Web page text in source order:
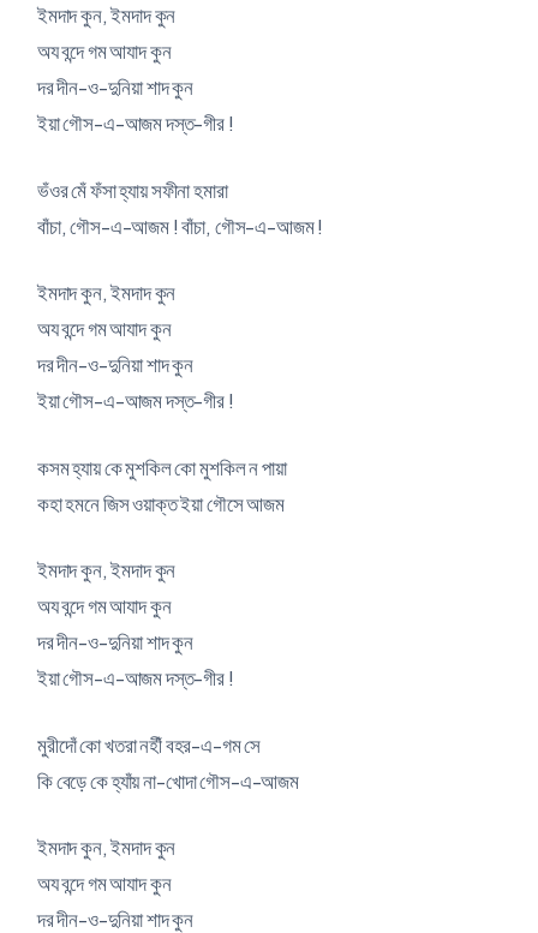
ইমদাদ কুন, ইমদাদ কুন
অয বন্দে গম আযাদ কুন
দর দীন-ও-দুনিয়া শাদ কুন
ইয়া গৌস-এ-আজম দস্ত-গীর !
ভঁওর মেঁ ফঁসা হ্যায় সফীনা হমারা
বাঁচা, গৌস-এ-আজম ! বাঁচা, গৌস-এ-আজম !
ইমদাদ কুন, ইমদাদ কুন
অয বন্দে গম আযাদ কুন
দর দীন-ও-দুনিয়া শাদ কুন
ইয়া গৌস-এ-আজম দস্ত-গীর !
কসম হ্যায় কে মুশকিল কো মুশকিল ন পায়া
কহা হমনে জিস ওয়াক্ত ইয়া গৌসে আজম
ইমদাদ কুন, ইমদাদ কুন
অয বন্দে গম আযাদ কুন
দর দীন-ও-দুনিয়া শাদ কুন
ইয়া গৌস-এ-আজম দস্ত-গীর !
মুরীদোঁ কো খতরা নহীঁ বহর-এ-গম সে
কি বেড়ে কে হ্যাঁয় না-খোদা গৌস-এ-আজম
ইমদাদ কুন, ইমদাদ কুন
অয বন্দে গম আযাদ কুন
দর দীন-ও-দুনিয়া শাদ কুন